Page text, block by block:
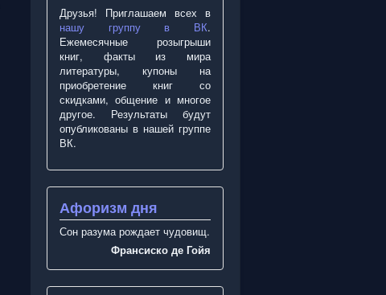
Друзья! Приглашаем всех в
нашу группу в ВК.
Ежемесячные розыгрыши
книг, факты из мира
литературы, купоны на
приобретение книг со
скидками, общение и многое
другое. Результаты будут
опубликованы в нашей группе
ВК.
Афоризм дня
Сон разума рождает чудовищ.
Франсиско де Гойя